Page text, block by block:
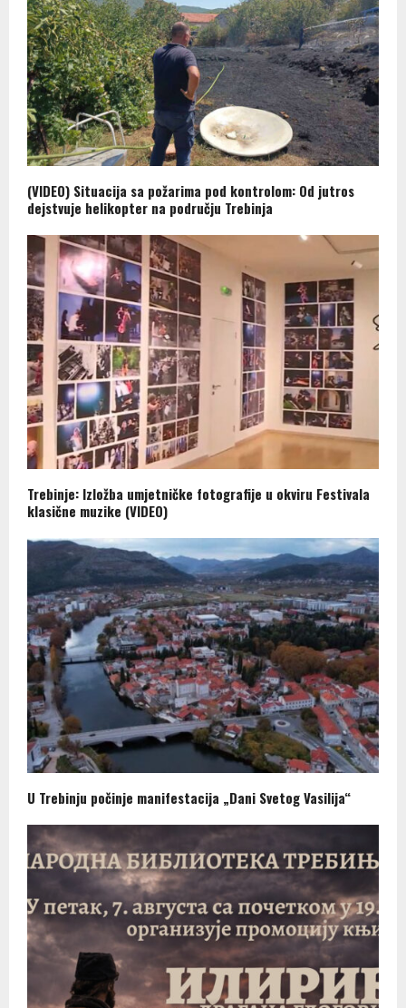
(VIDEO) Situacija sa požarima pod kontrolom: Od jutros
dejstvuje helikopter na području Trebinja
Trebinje: Izložba umjetničke fotografije u okviru Festivala
klasične muzike (VIDEO)
U Trebinju počinje manifestacija „Dani Svetog Vasilija“